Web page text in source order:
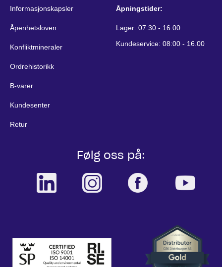
Informasjonskapsler
Åpenhetsloven
Konfliktmineraler
Ordrehistorikk
B-varer
Kundesenter
Retur
Åpningstider:
Lager: 07.30 - 16.00
Kundeservice: 08:00 - 16.00
Følg oss på: